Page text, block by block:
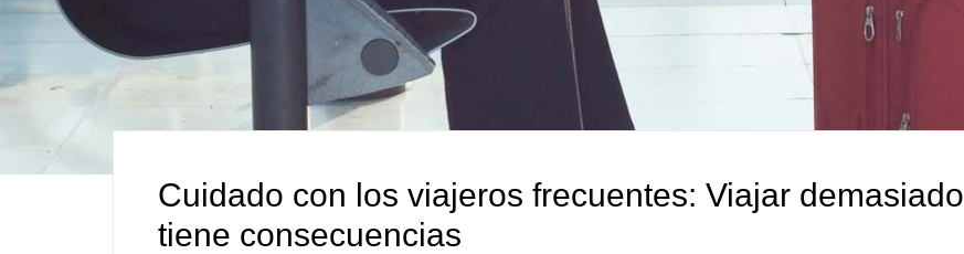
Cuidado con los viajeros frecuentes: Viajar demasiado
tiene consecuencias